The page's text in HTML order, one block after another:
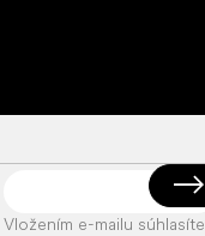
Vložením e-mailu súhlasíte